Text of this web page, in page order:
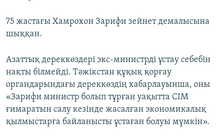
75 жастағы Хамрохон Зарифи зейнет демалысына
шыққан.
Азаттық дереккөздері экс-министрді ұстау себебін
нақты білмейді. Тәжікстан құқық қорғау
органдарындағы дереккөздің хабарлауынша, оны
«Зарифи министр болып тұрған уақытта СІМ
ғимаратын салу кезінде жасалған экономикалық
қылмыстарға байланысты ұстаған болуы мүмкін».